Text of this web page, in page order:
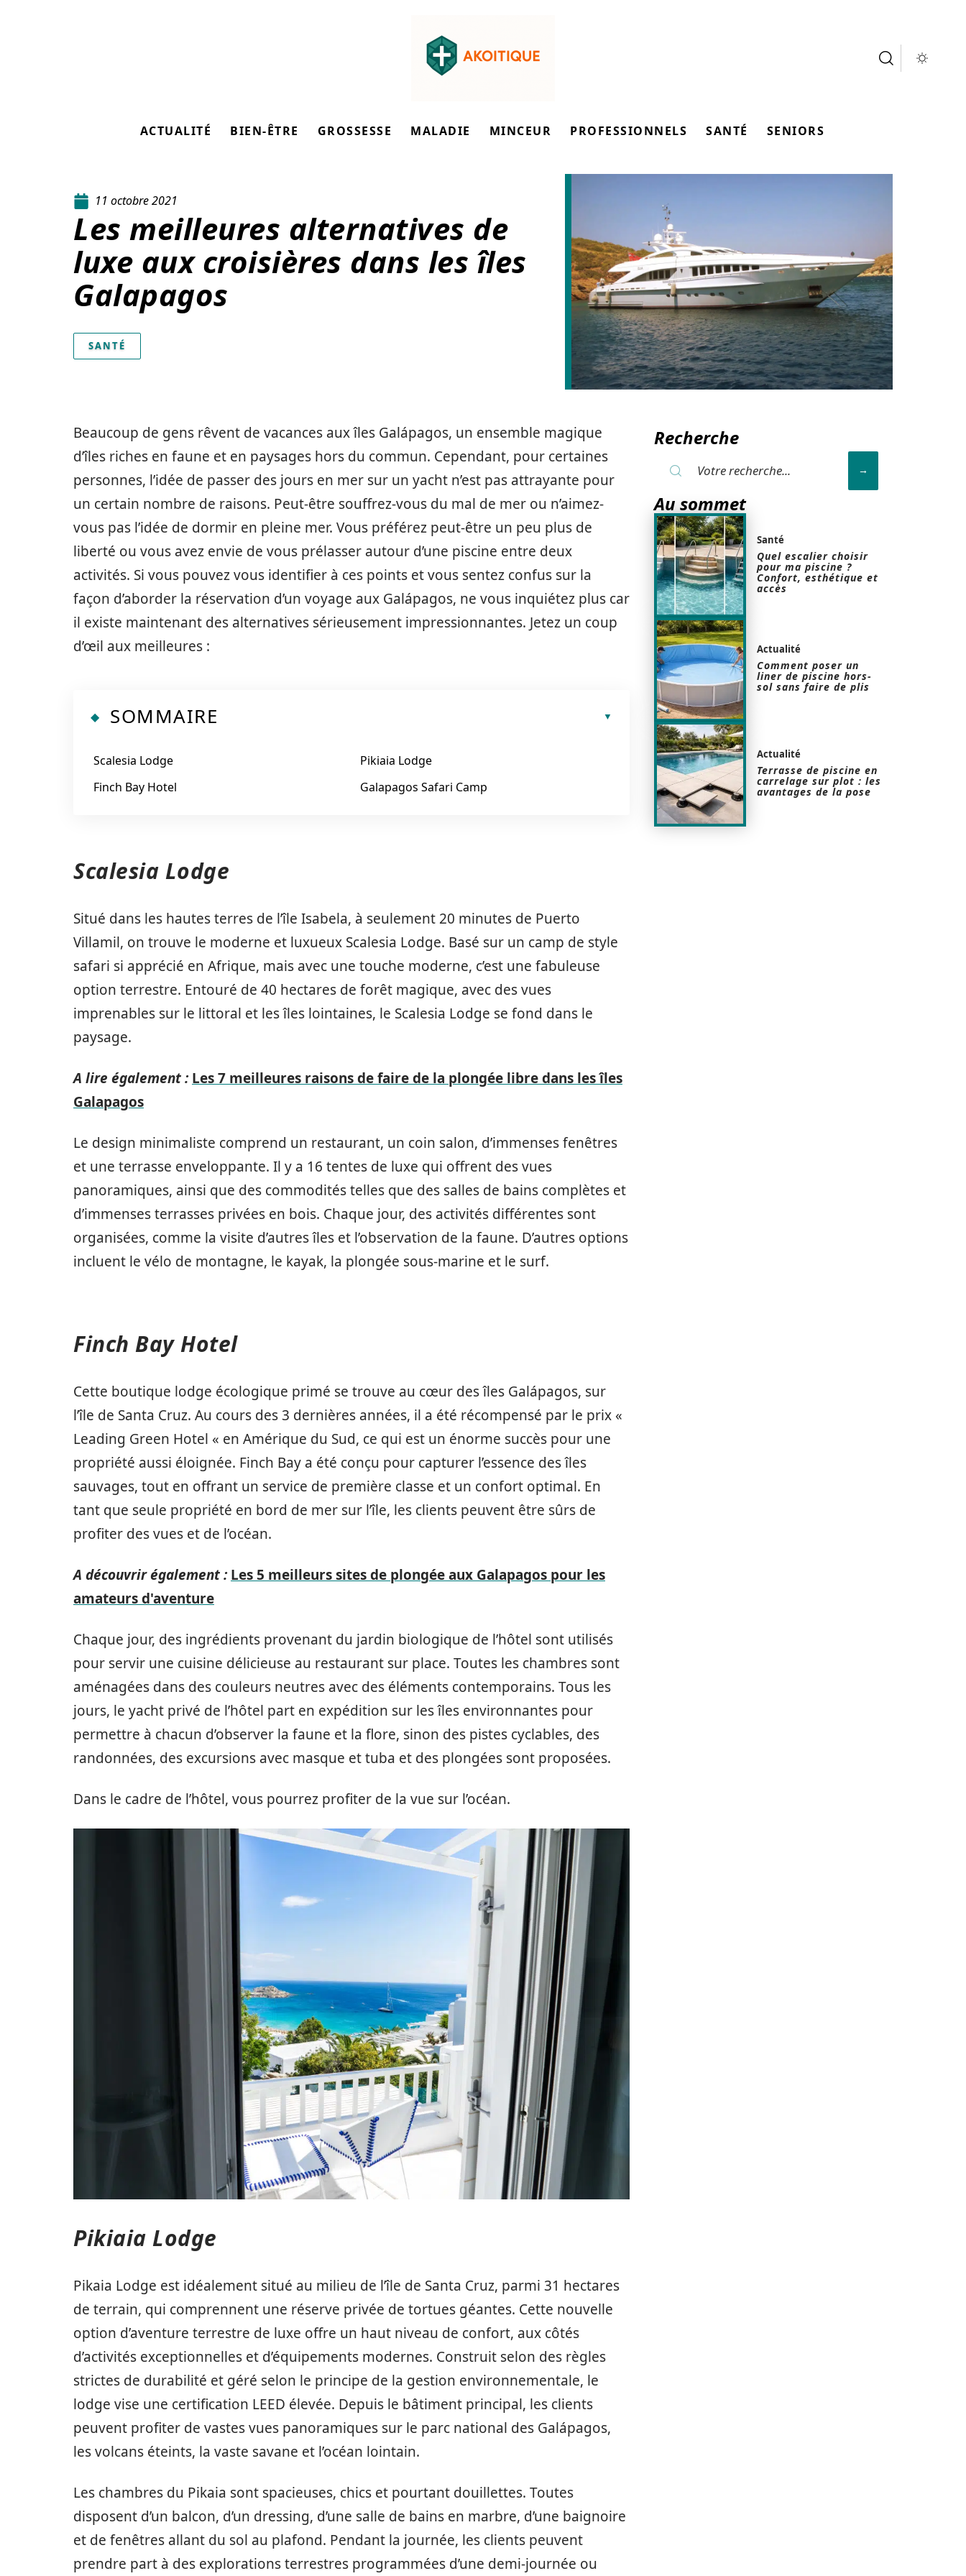
ACTUALITÉ BIEN-ÊTRE GROSSESSE MALADIE MINCEUR PROFESSIONNELS SANTÉ SENIORS
11 octobre 2021
Les meilleures alternatives de
luxe aux croisières dans les îles
Galapagos
SANTÉ
Beaucoup de gens rêvent de vacances aux îles Galápagos, un ensemble magique
d’îles riches en faune et en paysages hors du commun. Cependant, pour certaines
personnes, l’idée de passer des jours en mer sur un yacht n’est pas attrayante pour
un certain nombre de raisons. Peut-être souffrez-vous du mal de mer ou n’aimez-
vous pas l’idée de dormir en pleine mer. Vous préférez peut-être un peu plus de
liberté ou vous avez envie de vous prélasser autour d’une piscine entre deux
activités. Si vous pouvez vous identifier à ces points et vous sentez confus sur la
façon d’aborder la réservation d’un voyage aux Galápagos, ne vous inquiétez plus car
il existe maintenant des alternatives sérieusement impressionnantes. Jetez un coup
d’œil aux meilleures :
SOMMAIRE
Scalesia Lodge
Finch Bay Hotel
Pikiaia Lodge
Galapagos Safari Camp
Scalesia Lodge
Situé dans les hautes terres de l’île Isabela, à seulement 20 minutes de Puerto
Villamil, on trouve le moderne et luxueux Scalesia Lodge. Basé sur un camp de style
safari si apprécié en Afrique, mais avec une touche moderne, c’est une fabuleuse
option terrestre. Entouré de 40 hectares de forêt magique, avec des vues
imprenables sur le littoral et les îles lointaines, le Scalesia Lodge se fond dans le
paysage.
A lire également : Les 7 meilleures raisons de faire de la plongée libre dans les îles
Galapagos
Le design minimaliste comprend un restaurant, un coin salon, d’immenses fenêtres
et une terrasse enveloppante. Il y a 16 tentes de luxe qui offrent des vues
panoramiques, ainsi que des commodités telles que des salles de bains complètes et
d’immenses terrasses privées en bois. Chaque jour, des activités différentes sont
organisées, comme la visite d’autres îles et l’observation de la faune. D’autres options
incluent le vélo de montagne, le kayak, la plongée sous-marine et le surf.
Finch Bay Hotel
Cette boutique lodge écologique primé se trouve au cœur des îles Galápagos, sur
l’île de Santa Cruz. Au cours des 3 dernières années, il a été récompensé par le prix «
Leading Green Hotel « en Amérique du Sud, ce qui est un énorme succès pour une
propriété aussi éloignée. Finch Bay a été conçu pour capturer l’essence des îles
sauvages, tout en offrant un service de première classe et un confort optimal. En
tant que seule propriété en bord de mer sur l’île, les clients peuvent être sûrs de
profiter des vues et de l’océan.
A découvrir également : Les 5 meilleurs sites de plongée aux Galapagos pour les
amateurs d'aventure
Chaque jour, des ingrédients provenant du jardin biologique de l’hôtel sont utilisés
pour servir une cuisine délicieuse au restaurant sur place. Toutes les chambres sont
aménagées dans des couleurs neutres avec des éléments contemporains. Tous les
jours, le yacht privé de l’hôtel part en expédition sur les îles environnantes pour
permettre à chacun d’observer la faune et la flore, sinon des pistes cyclables, des
randonnées, des excursions avec masque et tuba et des plongées sont proposées.
Dans le cadre de l’hôtel, vous pourrez profiter de la vue sur l’océan.
Pikiaia Lodge
Pikaia Lodge est idéalement situé au milieu de l’île de Santa Cruz, parmi 31 hectares
de terrain, qui comprennent une réserve privée de tortues géantes. Cette nouvelle
option d’aventure terrestre de luxe offre un haut niveau de confort, aux côtés
d’activités exceptionnelles et d’équipements modernes. Construit selon des règles
strictes de durabilité et géré selon le principe de la gestion environnementale, le
lodge vise une certification LEED élevée. Depuis le bâtiment principal, les clients
peuvent profiter de vastes vues panoramiques sur le parc national des Galápagos,
les volcans éteints, la vaste savane et l’océan lointain.
Les chambres du Pikaia sont spacieuses, chics et pourtant douillettes. Toutes
disposent d’un balcon, d’un dressing, d’une salle de bains en marbre, d’une baignoire
et de fenêtres allant du sol au plafond. Pendant la journée, les clients peuvent
prendre part à des explorations terrestres programmées d’une demi-journée ou
Recherche
Au sommet
Santé
Quel escalier choisir
pour ma piscine ?
Confort, esthétique et
accès
Actualité
Comment poser un
liner de piscine hors-
sol sans faire de plis
Actualité
Terrasse de piscine en
carrelage sur plot : les
avantages de la pose